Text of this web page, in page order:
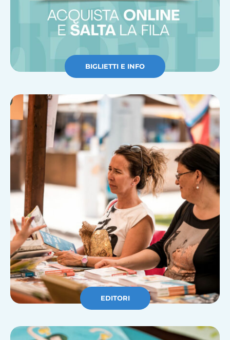
BIGLIETTI E INFO
EDITORI